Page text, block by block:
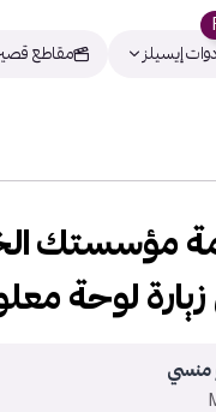
إيسيلز
مقاطع
مؤسستك
لوحة
منسي